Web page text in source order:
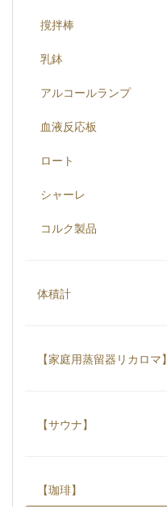
撹拌棒
乳鉢
アルコールランプ
血液反応板
ロート
シャーレ
コルク製品
体積計
【家庭用蒸留器リカロマ】
【サウナ】
【珈琲】